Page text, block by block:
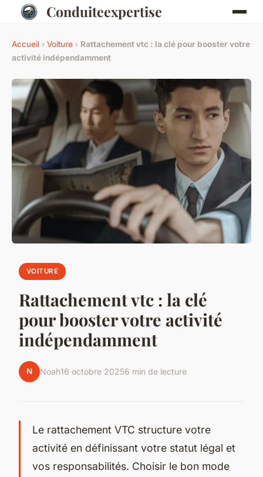
Conduiteexpertise
Accueil › Voiture › Rattachement vtc : la clé pour booster votre
activité indépendamment
VOITURE
Rattachement vtc : la clé
pour booster votre activité
indépendamment
N Noah16 octobre 20256 min de lecture
Le rattachement VTC structure votre
activité en définissant votre statut légal et
vos responsabilités. Choisir le bon mode